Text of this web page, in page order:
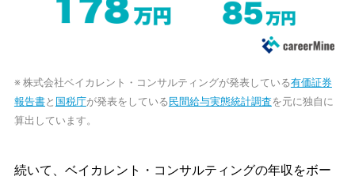
※ 株式会社ベイカレント・コンサルティングが発表している有価証券
報告書と 国税庁が発表をしている 民間給与実態統計調査を元に独自に
算出しています。
続いて、ベイカレント・コンサルティングの年収をボー